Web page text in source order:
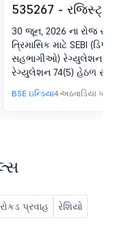
535267 -
કમ્પ્લાયન્સ-
(DP) રેગ્યુલેશન્સ,
(5)
30 જૂન, 2026 ના રોજ
ત્રિમાસિક માટે SEBI
સહભાગીઓ) રેગ્યુલેશન,
રેગ્યુલેશન 74(5) હેઠળ
BSE ઇન્ડિયા4 અઠવાડિયા
રોકડ પ્રવાહ રેશિયો